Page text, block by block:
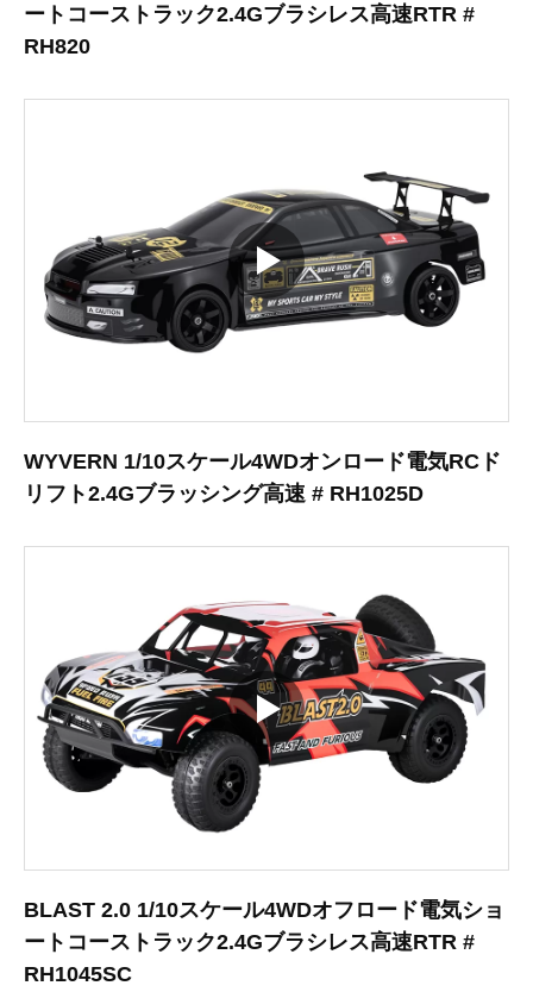
ートコーストラック2.4Gブラシレス高速RTR #
RH820
WYVERN 1/10スケール4WDオンロード電気RCド
リフト2.4Gブラッシング高速 # RH1025D
BLAST 2.0 1/10スケール4WDオフロード電気ショ
ートコーストラック2.4Gブラシレス高速RTR #
RH1045SC